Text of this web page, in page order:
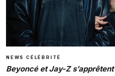
NEWS CÉLÉBRITÉ
Beyoncé et Jay-Z